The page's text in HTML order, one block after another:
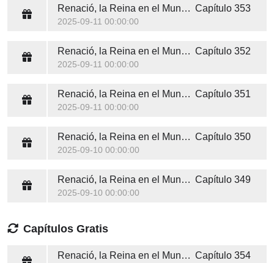
Renació, la Reina en el Mundo del Entretenimiento Capítulo 353
2025-09-11 00:00:00
Renació, la Reina en el Mundo del Entretenimiento Capítulo 352
2025-09-11 00:00:00
Renació, la Reina en el Mundo del Entretenimiento Capítulo 351
2025-09-11 00:00:00
Renació, la Reina en el Mundo del Entretenimiento Capítulo 350
2025-09-10 00:00:00
Renació, la Reina en el Mundo del Entretenimiento Capítulo 349
2025-09-10 00:00:00
Capítulos Gratis
Renació, la Reina en el Mundo del Entretenimiento Capítulo 354